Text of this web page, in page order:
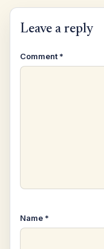
Leave a reply
Comment *
Name *